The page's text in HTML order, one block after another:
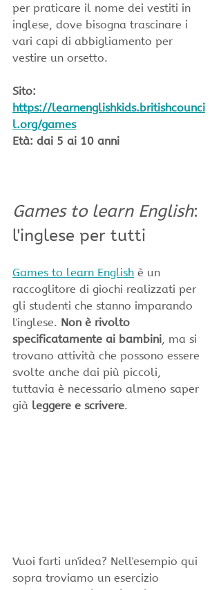
per praticare il nome dei vestiti in
inglese, dove bisogna trascinare i
vari capi di abbigliamento per
vestire un orsetto.
Sito:
https://learnenglishkids.britishcounci
l.org/games
Età: dai 5 ai 10 anni
Games to learn English:
l'inglese per tutti
Games to learn English è un
raccoglitore di giochi realizzati per
gli studenti che stanno imparando
l'inglese. Non è rivolto
specificatamente ai bambini , ma si
trovano attività che possono essere
svolte anche dai più piccoli,
tuttavia è necessario almeno saper
già leggere e scrivere.
Vuoi farti un'idea? Nell'esempio qui
sopra troviamo un esercizio